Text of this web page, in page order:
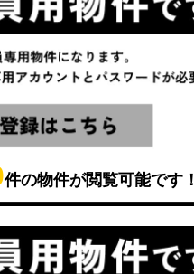
件の物件が閲覧可能です！